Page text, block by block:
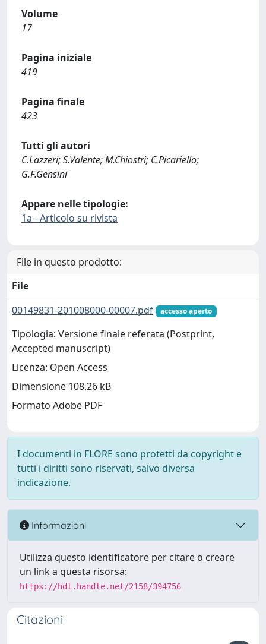
Volume
17
Pagina iniziale
419
Pagina finale
423
Tutti gli autori
C.Lazzeri; S.Valente; M.Chiostri; C.Picariello;
G.F.Gensini
Appare nelle tipologie:
1a - Articolo su rivista
File in questo prodotto:
File
00149831-201008000-00007.pdf
accesso aperto
Tipologia: Versione finale referata (Postprint,
Accepted manuscript)
Licenza: Open Access
Dimensione 108.26 kB
Formato Adobe PDF
I documenti in FLORE sono protetti da copyright e
tutti i diritti sono riservati, salvo diversa
indicazione.
Informazioni
Utilizza questo identificatore per citare o creare
un link a questa risorsa:
https://hdl.handle.net/2158/394756
Citazioni